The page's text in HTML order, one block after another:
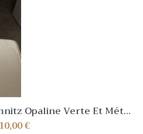
Opaline Verte Et Métal
Vintage
€